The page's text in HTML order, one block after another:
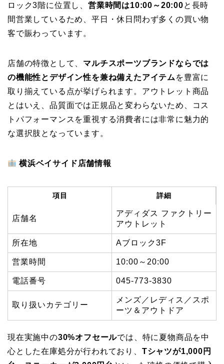
ロック3階に位置し、 営業時間は10:00～20:00と長時
間営業しているため、平日・休日問わず多くの買い物
客で賑わっています。
店舗の特徴として、 マルチスポーツブランドならでは
の機能性とデザイン性を兼ね備えたアイテム を豊富に
取り揃えている点が挙げられます。アウトレット商品
とはいえ、品質面では正規品と変わらないため、コス
トパフォーマンスを重視する消費者には非常に魅力的
な選択肢となっています。
横浜ベイサイド店舗情報
項目 詳細
店舗名
アディダス ファクトリー
アウトレット
所在地 Aブロック3F
営業時間 10:00～20:00
電話番号 045-773-3830
取り扱いカテゴリー
メンズ／レディス／スポ
ーツ＆アウトドア
現在実施中の30%オフセールでは、特に夏物商品を中
心とした在庫処分が行われており、 Tシャツが1,000円